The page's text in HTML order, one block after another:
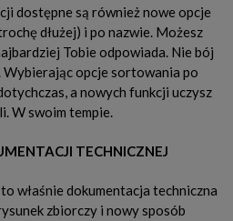
dostępne są również nowe opcje
dłużej) i po nazwie. Możesz
Tobie odpowiada. Nie bój
opcje sortowania po
a nowych funkcji uczysz
W swoim tempie.
TECHNICZNEJ
właśnie dokumentacja techniczna
zbiorczy i nowy sposób